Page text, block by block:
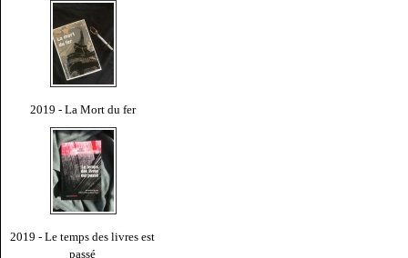
2019 - La Mort du fer
2019 - Le temps des livres est
passé